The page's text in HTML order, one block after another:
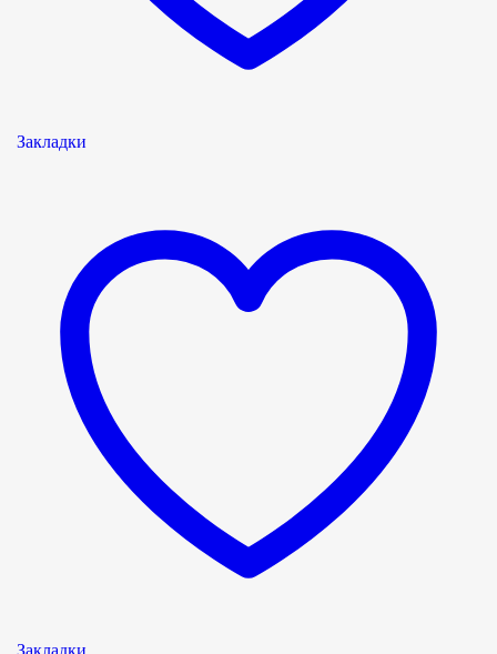
Закладки
Закладки